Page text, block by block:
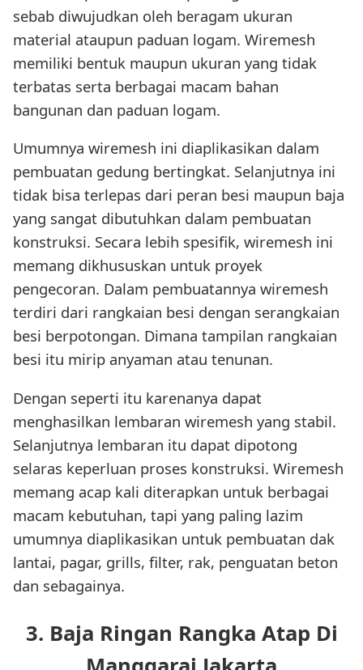
sebab diwujudkan oleh beragam ukuran
material ataupun paduan logam. Wiremesh
memiliki bentuk maupun ukuran yang tidak
terbatas serta berbagai macam bahan
bangunan dan paduan logam.
Umumnya wiremesh ini diaplikasikan dalam
pembuatan gedung bertingkat. Selanjutnya ini
tidak bisa terlepas dari peran besi maupun baja
yang sangat dibutuhkan dalam pembuatan
konstruksi. Secara lebih spesifik, wiremesh ini
memang dikhususkan untuk proyek
pengecoran. Dalam pembuatannya wiremesh
terdiri dari rangkaian besi dengan serangkaian
besi berpotongan. Dimana tampilan rangkaian
besi itu mirip anyaman atau tenunan.
Dengan seperti itu karenanya dapat
menghasilkan lembaran wiremesh yang stabil.
Selanjutnya lembaran itu dapat dipotong
selaras keperluan proses konstruksi. Wiremesh
memang acap kali diterapkan untuk berbagai
macam kebutuhan, tapi yang paling lazim
umumnya diaplikasikan untuk pembuatan dak
lantai, pagar, grills, filter, rak, penguatan beton
dan sebagainya.
3. Baja Ringan Rangka Atap Di